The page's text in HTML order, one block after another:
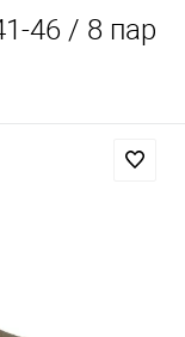
46 / 8 пар